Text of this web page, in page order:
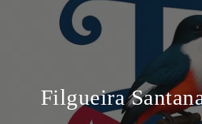
Filgueira